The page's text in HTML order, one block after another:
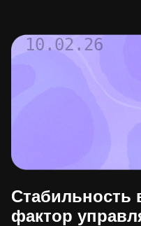
10.02.26
Стабильность
фактор